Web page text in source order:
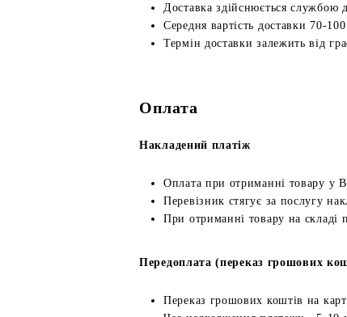
Доставка здійснюється
Середня вартість доставки 70-
Термін доставки залежить від
Оплата
Накладений платіж
Оплата при отриманні товару у
Перевізник стягує за послугу
При отриманні товару на складі
Передоплата (переказ грошових
Переказ грошових коштів на